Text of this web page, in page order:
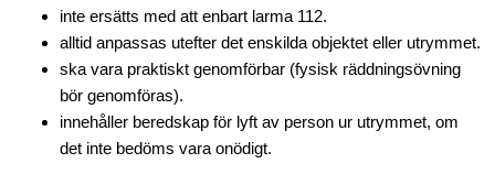
inte ersätts med att enbart larma 112.
alltid anpassas utefter det enskilda objektet eller utrymmet.
ska vara praktiskt genomförbar (fysisk räddningsövning
bör genomföras).
innehåller beredskap för lyft av person ur utrymmet, om
det inte bedöms vara onödigt.